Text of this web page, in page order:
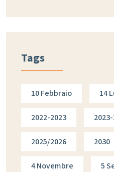
Tags
10 Febbraio 14
2022-2023
2025/2026 2030
4 Novembre 5